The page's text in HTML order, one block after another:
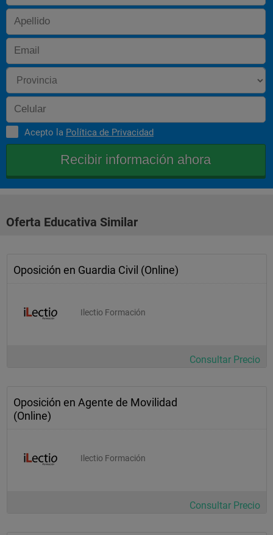
Acepto la Política de Privacidad
Oferta Educativa Similar
Oposición en Guardia Civil (Online)
Ilectio Formación
Consultar Precio
Oposición en Agente de Movilidad
(Online)
Ilectio Formación
Consultar Precio